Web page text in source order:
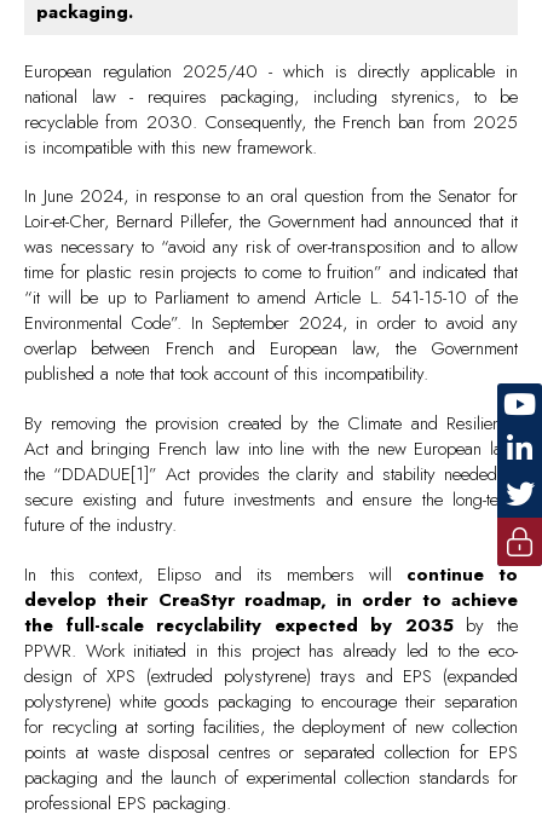
packaging.
European regulation 2025/40 - which is directly applicable in
national law - requires packaging, including styrenics, to be
recyclable from 2030. Consequently, the French ban from 2025
is incompatible with this new framework.
In June 2024, in response to an oral question from the Senator for
Loir-et-Cher, Bernard Pillefer, the Government had announced that it
was necessary to “avoid any risk of over-transposition and to allow
time for plastic resin projects to come to fruition” and indicated that
“it will be up to Parliament to amend Article L. 541-15-10 of the
Environmental Code”. In September 2024, in order to avoid any
overlap between French and European law, the Government
published a note that took account of this incompatibility.
By removing the provision created by the Climate and Resilience
Act and bringing French law into line with the new European law,
the “DDADUE[1]” Act provides the clarity and stability needed to
secure existing and future investments and ensure the long-term
future of the industry.
In this context, Elipso and its members will continue to
develop their CreaStyr roadmap, in order to achieve
the full-scale recyclability expected by 2035by the
PPWR. Work initiated in this project has already led to the eco-
design of XPS (extruded polystyrene) trays and EPS (expanded
polystyrene) white goods packaging to encourage their separation
for recycling at sorting facilities, the deployment of new collection
points at waste disposal centres or separated collection for EPS
packaging and the launch of experimental collection standards for
professional EPS packaging.